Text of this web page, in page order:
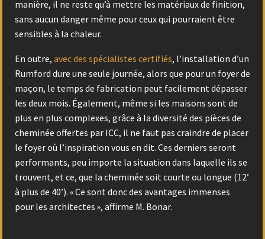
manière, il ne reste qu’à mettre les matériaux de finition,
sans aucun danger même pour ceux qui pourraient être
sensibles à la chaleur.
En outre, avec des spécialistes certifiés, l’installation d’un
Rumford dure une seule journée, alors que pour un foyer de
maçon, le temps de fabrication peut facilement dépasser
les deux mois. Également, même si les maisons sont de
plus en plus complexes, grâce à la diversité des pièces de
cheminée offertes par ICC, il ne faut pas craindre de placer
le foyer où l’inspiration vous en dit. Ces derniers seront
performants, peu importe la situation dans laquelle ils se
trouvent, et ce, que la cheminée soit courte ou longue (12’
à plus de 40’). « Ce sont donc des avantages immenses
pour les architectes », affirme M. Bonar.